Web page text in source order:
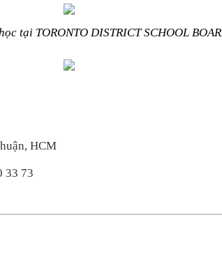
tại TORONTO DISTRICT SCHOOL
HCM
33 73